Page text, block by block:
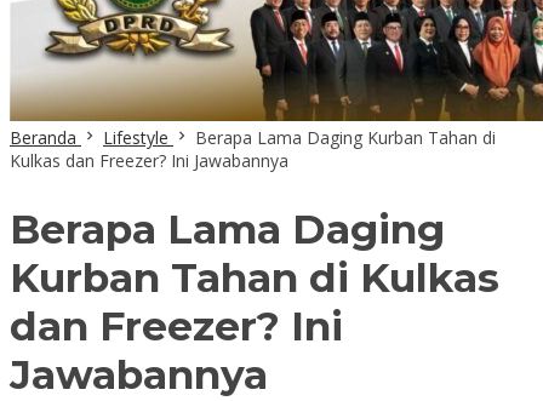
Beranda Lifestyle
Berapa Lama Daging Kurban Tahan di
Kulkas dan Freezer? Ini Jawabannya
Berapa Lama Daging
Kurban Tahan di Kulkas
dan Freezer? Ini
Jawabannya